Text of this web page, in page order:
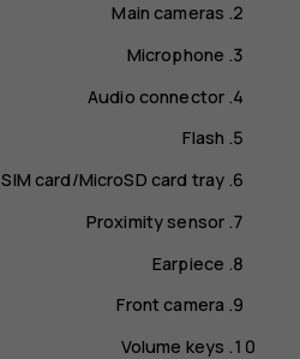
Main cameras
Microphone
Audio connector
Flash
SIM card/MicroSD card tray
Proximity sensor
Earpiece
Front camera
Volume keys